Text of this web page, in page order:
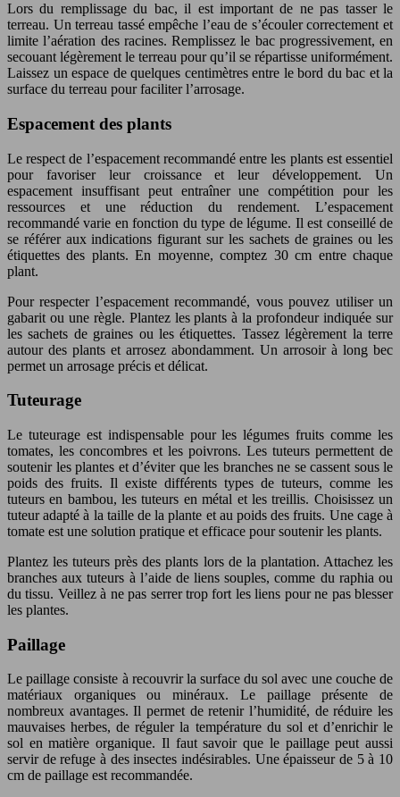
Lors du remplissage du bac, il est important de ne pas tasser le
terreau. Un terreau tassé empêche l’eau de s’écouler correctement et
limite l’aération des racines. Remplissez le bac progressivement, en
secouant légèrement le terreau pour qu’il se répartisse uniformément.
Laissez un espace de quelques centimètres entre le bord du bac et la
surface du terreau pour faciliter l’arrosage.
Espacement des plants
Le respect de l’espacement recommandé entre les plants est essentiel
pour favoriser leur croissance et leur développement. Un
espacement insuffisant peut entraîner une compétition pour les
ressources et une réduction du rendement. L’espacement
recommandé varie en fonction du type de légume. Il est conseillé de
se référer aux indications figurant sur les sachets de graines ou les
étiquettes des plants. En moyenne, comptez 30 cm entre chaque
plant.
Pour respecter l’espacement recommandé, vous pouvez utiliser un
gabarit ou une règle. Plantez les plants à la profondeur indiquée sur
les sachets de graines ou les étiquettes. Tassez légèrement la terre
autour des plants et arrosez abondamment. Un arrosoir à long bec
permet un arrosage précis et délicat.
Tuteurage
Le tuteurage est indispensable pour les légumes fruits comme les
tomates, les concombres et les poivrons. Les tuteurs permettent de
soutenir les plantes et d’éviter que les branches ne se cassent sous le
poids des fruits. Il existe différents types de tuteurs, comme les
tuteurs en bambou, les tuteurs en métal et les treillis. Choisissez un
tuteur adapté à la taille de la plante et au poids des fruits. Une cage à
tomate est une solution pratique et efficace pour soutenir les plants.
Plantez les tuteurs près des plants lors de la plantation. Attachez les
branches aux tuteurs à l’aide de liens souples, comme du raphia ou
du tissu. Veillez à ne pas serrer trop fort les liens pour ne pas blesser
les plantes.
Paillage
Le paillage consiste à recouvrir la surface du sol avec une couche de
matériaux organiques ou minéraux. Le paillage présente de
nombreux avantages. Il permet de retenir l’humidité, de réduire les
mauvaises herbes, de réguler la température du sol et d’enrichir le
sol en matière organique. Il faut savoir que le paillage peut aussi
servir de refuge à des insectes indésirables. Une épaisseur de 5 à 10
cm de paillage est recommandée.